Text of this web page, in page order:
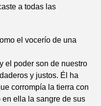
a todas las
el vocerío de una
el poder son de nuestro
y justos. Él ha
corrompía la tierra con
ella la sangre de sus